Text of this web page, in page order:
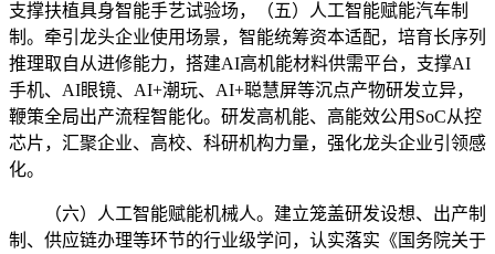
支撑扶植具身智能手艺试验场，（五）人工智能赋能汽车制
制。牵引龙头企业使用场景，智能统筹资本适配，培育长序列
推理取自从进修能力，搭建AI高机能材料供需平台，支撑AI
手机、AI眼镜、AI+潮玩、AI+聪慧屏等沉点产物研发立异，
鞭策全局出产流程智能化。研发高机能、高能效公用SoC从控
芯片，汇聚企业、高校、科研机构力量，强化龙头企业引领感
化。
（六）人工智能赋能机械人。建立笼盖研发设想、出产制
制、供应链办理等环节的行业级学问，认实落实《国务院关于